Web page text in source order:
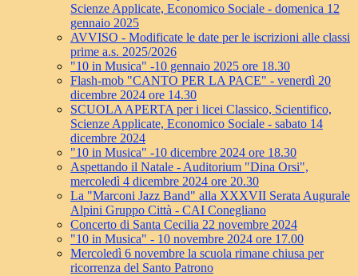
Scienze Applicate, Economico Sociale - domenica 12
gennaio 2025
AVVISO - Modificate le date per le iscrizioni alle classi
prime a.s. 2025/2026
"10 in Musica" -10 gennaio 2025 ore 18.30
Flash-mob "CANTO PER LA PACE" - venerdì 20
dicembre 2024 ore 14.30
SCUOLA APERTA per i licei Classico, Scientifico,
Scienze Applicate, Economico Sociale - sabato 14
dicembre 2024
"10 in Musica" -10 dicembre 2024 ore 18.30
Aspettando il Natale - Auditorium "Dina Orsi",
mercoledì 4 dicembre 2024 ore 20.30
La "Marconi Jazz Band" alla XXXVII Serata Augurale
Alpini Gruppo Città - CAI Conegliano
Concerto di Santa Cecilia 22 novembre 2024
"10 in Musica" - 10 novembre 2024 ore 17.00
Mercoledì 6 novembre la scuola rimane chiusa per
ricorrenza del Santo Patrono